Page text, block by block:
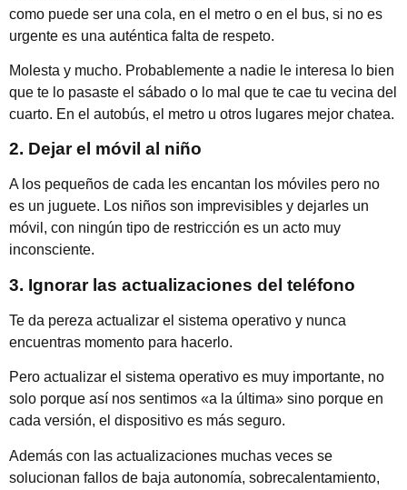
como puede ser una cola, en el metro o en el bus, si no es
urgente es una auténtica falta de respeto.
Molesta y mucho. Probablemente a nadie le interesa lo bien
que te lo pasaste el sábado o lo mal que te cae tu vecina del
cuarto. En el autobús, el metro u otros lugares mejor chatea.
2. Dejar el móvil al niño
A los pequeños de cada les encantan los móviles pero no
es un juguete. Los niños son imprevisibles y dejarles un
móvil, con ningún tipo de restricción es un acto muy
inconsciente.
3. Ignorar las actualizaciones del teléfono
Te da pereza actualizar el sistema operativo y nunca
encuentras momento para hacerlo.
Pero actualizar el sistema operativo es muy importante, no
solo porque así nos sentimos «a la última» sino porque en
cada versión, el dispositivo es más seguro.
Además con las actualizaciones muchas veces se
solucionan fallos de baja autonomía, sobrecalentamiento,